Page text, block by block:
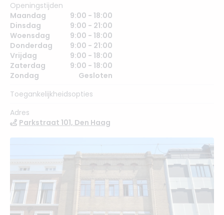
Openingstijden
Maandag
9:00 - 18:00
Dinsdag
9:00 - 21:00
Woensdag
9:00 - 18:00
Donderdag
9:00 - 21:00
Vrijdag
9:00 - 18:00
Zaterdag
9:00 - 18:00
Zondag
Gesloten
Toegankelijkheidsopties
Adres
Parkstraat 101, Den Haag